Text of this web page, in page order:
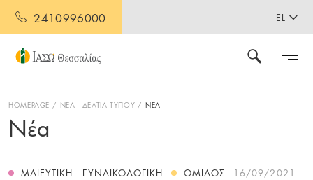
2410996000 EL
HOMEPAGE ΝΕΑ - ΔΕΛΤΙΑ ΤΥΠΟΥ ΝΕΑ
Νέα
ΜΑΙΕΥΤΙΚΉ - ΓΥΝΑΙΚΟΛΟΓΙΚΉ ΌΜΙΛΟΣ 16/09/2021